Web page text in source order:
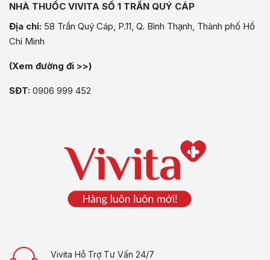
NHÀ THUỐC VIVITA SỐ 1 TRẦN QUÝ CÁP
Địa chỉ: 58 Trần Quý Cáp, P.11, Q. Bình Thạnh, Thành phố Hồ
Chí Minh
(Xem đường đi >>)
SĐT: 0906 999 452
Vivita Hỗ Trợ Tư Vấn 24/7